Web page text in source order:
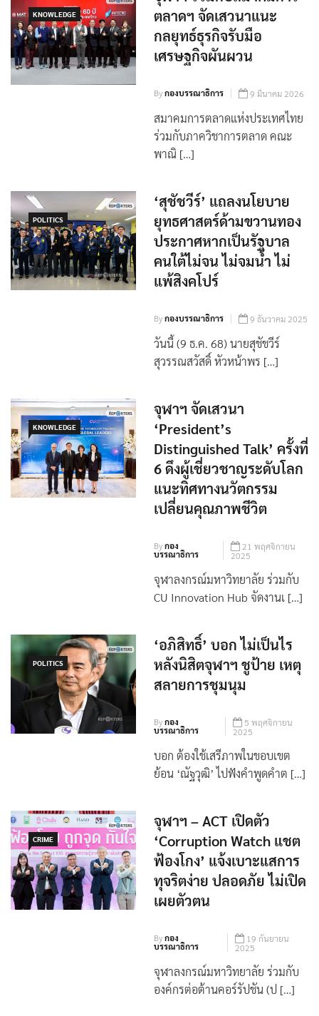
KNOWLEDGE
จุฬาฯ ร่วมกับสมาคมการ
ตลาดฯ จัดเสวนาแนะ
กลยุทธ์ธุรกิจรับมือ
เศรษฐกิจผันผวน
9 มีนาคม 2026
สมาคมการตลาดแห่งประเทศไทย
ร่วมกับภาควิชาการตลาด คณะ
POLITICS
‘สุชัชวีร์’ แถลงนโยบาย
ยุทธศาสตร์ด้ามขวานทอง
ประกาศหากเป็นรัฐบาล
คนใต้ไม่จน ไม่จมน้ำ ไม่
กองบรรณาธิการ 9 ธันวาคม 2025
วันนี้ (9 ธ.ค. 68) นายสุชัชวีร์
KNOWLEDGE
จุฬาฯ จัดเสวนา
‘President’s
Distinguished Talk’ ครั้งที่
6 ดึงผู้เชี่ยวชาญระดับโลก
แนะทิศทางนวัตกรรม
เปลี่ยนคุณภาพชีวิต
Byกอง
21 พฤศจิกายน
จุฬาลงกรณ์มหาวิทยาลัย ร่วมกับ
POLITICS
‘อภิสิทธิ์’ บอก ไม่เป็นไร
หลังนิสิตจุฬาฯ ชูป้าย เหตุ
สลายการชุมนุม
Byกอง
5 พฤศจิกายน
2025
บอก ต้องใช้เสรีภาพในขอบเขต
CRIME
จุฬาฯ – ACT เปิดตัว
‘Corruption Watch แชต
ฟ้องโกง’ แจ้งเบาะแสการ
ทุจริตง่าย ปลอดภัย ไม่เปิด
Byกอง
19 กันยายน
2025
จุฬาลงกรณ์มหาวิทยาลัย ร่วมกับ